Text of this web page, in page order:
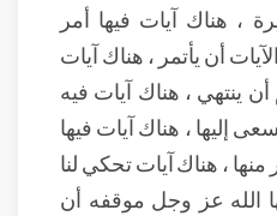
، هناك آيات فيها أمر
أن يأتمر ، هناك آيات
ينتهي ، هناك آيات فيه
إليها ، هناك آيات فيها
، هناك آيات تحكي لنا
الله عز وجل موقفه أن